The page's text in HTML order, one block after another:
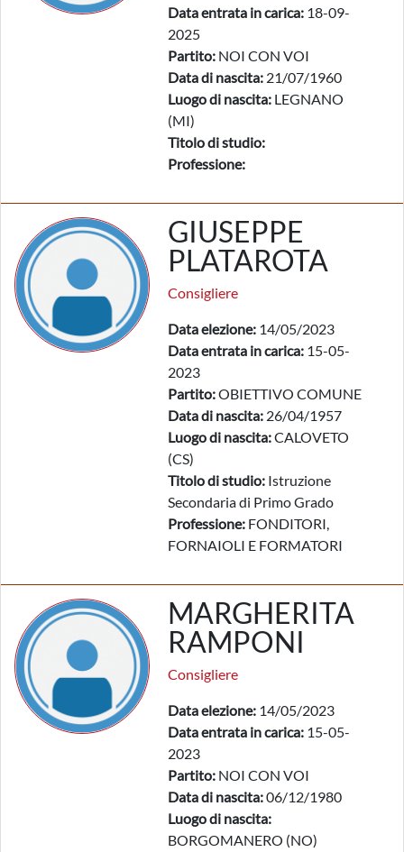
Data entrata in carica: 18-09-
2025
Partito: NOI CON VOI
Data di nascita: 21/07/1960
Luogo di nascita: LEGNANO
(MI)
Titolo di studio:
Professione:
GIUSEPPE
PLATAROTA
Consigliere
Data elezione: 14/05/2023
Data entrata in carica: 15-05-
2023
Partito:OBIETTIVO COMUNE
Data di nascita: 26/04/1957
Luogo di nascita:CALOVETO
(CS)
Titolo di studio: Istruzione
Secondaria di Primo Grado
Professione: FONDITORI,
FORNAIOLI E FORMATORI
MARGHERITA
RAMPONI
Consigliere
Data elezione: 14/05/2023
Data entrata in carica: 15-05-
2023
Partito: NOI CON VOI
Data di nascita:06/12/1980
Luogo di nascita:
BORGOMANERO (NO)